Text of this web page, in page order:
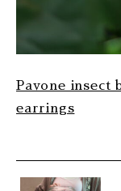
Pavone insect
earrings